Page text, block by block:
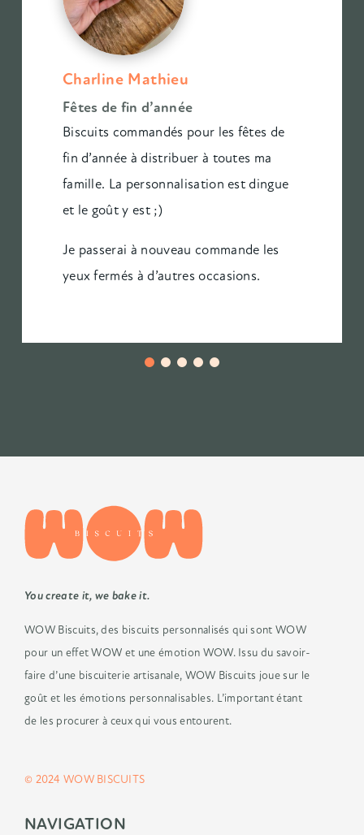
Charline Mathieu
Fêtes de fin d’année
Biscuits commandés pour les fêtes de
fin d’année à distribuer à toutes ma
famille. La personnalisation est dingue
et le goût y est ;)
Je passerai à nouveau commande les
yeux fermés à d’autres occasions.
You create it, we bake it.
WOW Biscuits, des biscuits personnalisés qui sont WOW
pour un effet WOW et une émotion WOW. Issu du savoir-
faire d’une biscuiterie artisanale, WOW Biscuits joue sur le
goût et les émotions personnalisables. L’important étant
de les procurer à ceuxqui vous entourent.
© 2024 WOW BISCUITS
NAVIGATION